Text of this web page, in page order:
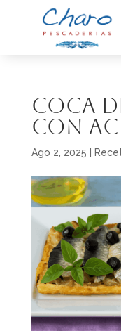
Coca
con
Ago 2, 2025